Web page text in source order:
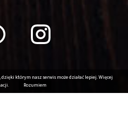
którym nasz serwis może działać lepiej.Więcej
Rozumiem